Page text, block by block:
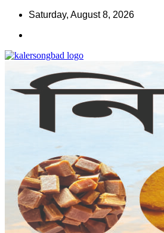
Skip
content
Saturday, August 8, 2026
কালের সংবাদ
www.kalersongbad.com